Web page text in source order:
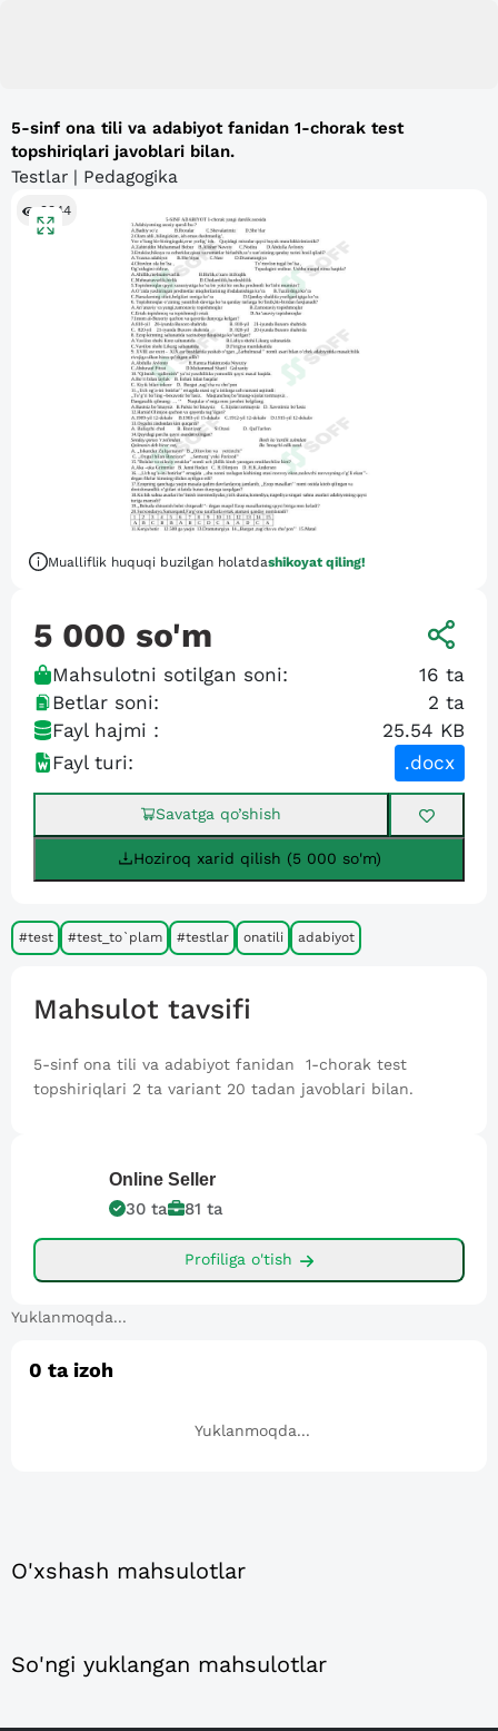
5-sinf ona tili va adabiyot fanidan 1-chorak test
topshiriqlari javoblari bilan.
Testlar | Pedagogika
9344
Mualliflik huquqi buzilgan holatdashikoyat qiling!
5 000 so'm
Mahsulotni sotilgan soni: 16 ta
Betlar soni:
2 ta
Fayl hajmi :
25.54 KB
Fayl turi:
.docx
Savatga qo’shish
Hoziroq xarid qilish (5 000 so'm)
#test #test_to`plam #testlar onatili adabiyot
Mahsulot tavsifi
5-sinf ona tili va adabiyot fanidan 1-chorak test
topshiriqlari 2 ta variant 20 tadan javoblari bilan.
Online Seller
30 ta 81 ta
Profiliga o'tish
Yuklanmoqda...
0 ta izoh
Yuklanmoqda...
O'xshash mahsulotlar
So'ngi yuklangan mahsulotlar